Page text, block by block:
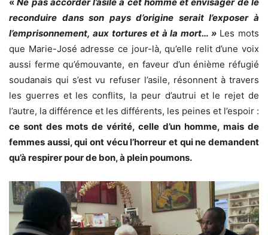
«Ne pas accorder l’asile à cet homme et envisager de le
reconduire dans son pays d’origine serait l’exposer à
l’emprisonnement, aux tortures et à la mort… » Les mots
que Marie-José adresse ce jour-là, qu’elle relit d’une voix
aussi ferme qu’émouvante, en faveur d’un énième réfugié
soudanais qui s’est vu refuser l’asile, résonnent à travers
les guerres et les conflits, la peur d’autrui et le rejet de
l’autre, la différence et les différents, les peines et l’espoir :
ce sont des mots de vérité, celle d’un homme, mais de
femmes aussi, qui ont vécu l’horreur et qui ne demandent
qu’à respirer pour de bon, à plein poumons.